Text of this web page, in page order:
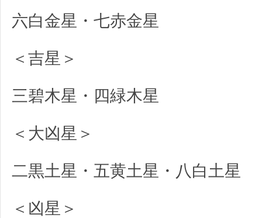
六白金星・七赤金星
＜吉星＞
三碧木星・四緑木星
＜大凶星＞
二黒土星・五黄土星・八白土星
＜凶星＞